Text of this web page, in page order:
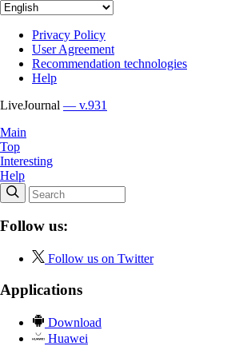
Privacy Policy
User Agreement
Recommendation technologies
Help
LiveJournal — v.931
Main
Top
Interesting
Help
Follow us:
Follow us on Twitter
Applications
Download
Huawei